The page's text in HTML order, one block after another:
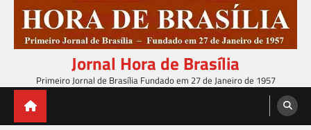
content
Jornal Hora de Brasília
Primeiro Jornal de Brasília Fundado em 27 de Janeiro de 1957